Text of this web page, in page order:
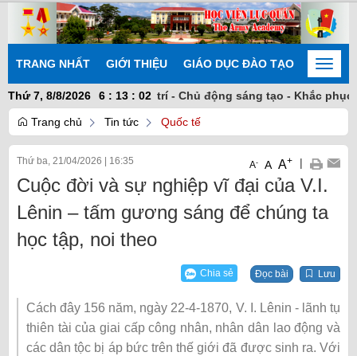
TRANG NHẤT GIỚI THIỆU GIÁO DỤC ĐÀO TẠO
Toggle
Thứ 7, 8/8/2026
6 : 13 : 02
- Đoàn kết nhất trí - Chủ động sáng tạo - Khắc phục khó
Trang chủ Tin tức Quốc tế
Thứ ba, 21/04/2026 16:35 A- A A+ |
Cuộc đời và sự nghiệp vĩ đại của V.I.
Lênin – tấm gương sáng để chúng ta
học tập, noi theo
Chia sẻ Đọc bài Lưu
Cách đây 156 năm, ngày 22-4-1870, V. I. Lênin - lãnh tụ
thiên tài của giai cấp công nhân, nhân dân lao động và
các dân tộc bị áp bức trên thế giới đã được sinh ra. Với